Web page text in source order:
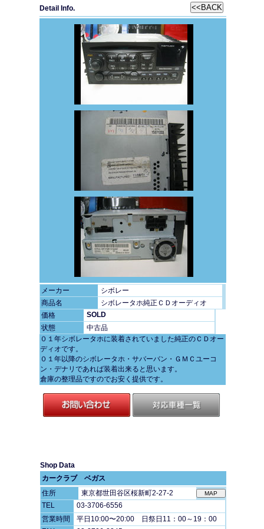
Detail Info.
メーカー
シボレー
商品名
シボレータホ純正ＣＤオーディオ
価格
SOLD
状態
中古品
０１年シボレータホに装着されていました純正のＣＤオー
ディオです。
０１年以降のシボレータホ・サバーバン・ＧＭＣユーコ
ン・デナリであれば装着出来ると思います。
倉庫の整理品ですのでお安く提供です。
Shop Data
カークラブ ベガス
住所
東京都世田谷区桜新町2-27-2
TEL
03-3706-6556
営業時間
平日10:00〜20:00 日祭日11：00～19：00